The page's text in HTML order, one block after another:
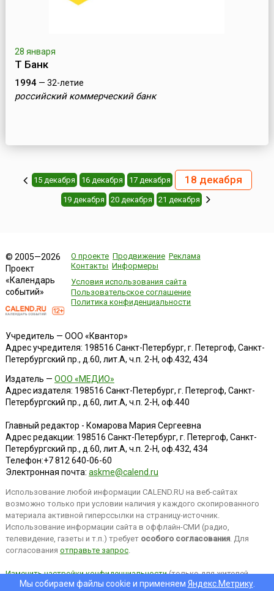
28 января
Т Банк
1994— 32-летие
российский коммерческий банк
15 декабря 16 декабря 17 декабря 18 декабря
19 декабря 20 декабря 21 декабря
© 2005—2026
Проект
«Календарь
событий»
О проекте Продвижение Реклама
Контакты Информеры
Условия использования сайта
Пользовательское соглашение
Политика конфиденциальности
Учредитель — ООО «Квантор»
Адрес учредителя: 198516 Санкт-Петербург, г. Петергоф, Санкт-
Петербургский пр., д.60, лит.А, ч.п. 2-Н, оф.432, 434
Издатель — ООО «МЕДИО»
Адрес издателя: 198516 Санкт-Петербург, г. Петергоф, Санкт-
Петербургский пр., д.60, лит.А, ч.п. 2-Н, оф.440
Главный редактор - Комарова Мария Сергеевна
Адрес редакции: 198516 Санкт-Петербург, г. Петергоф, Санкт-
Петербургский пр., д.60, лит.А, ч.п. 2-Н, оф.432, 434
Телефон:+7 812 640-06-60
Электронная почта: askme@calend.ru
Использование любой информации CALEND.RU на веб-сайтах
возможно только при условии наличия у каждого скопированного
материала активной гиперссылки на страницу-источник.
Использование информации сайта в оффлайн-СМИ (радио,
телевидение, газеты и т.п.) требует особого согласования. Для
согласования отправьте запрос.
Изменить настройки конфиденциальности(только для жителей
EEA).Мы собираем файлы cookie и применяем Яндекс.Метрику.